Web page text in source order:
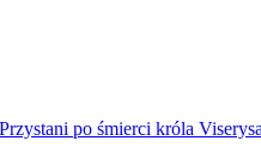
po śmierci króla